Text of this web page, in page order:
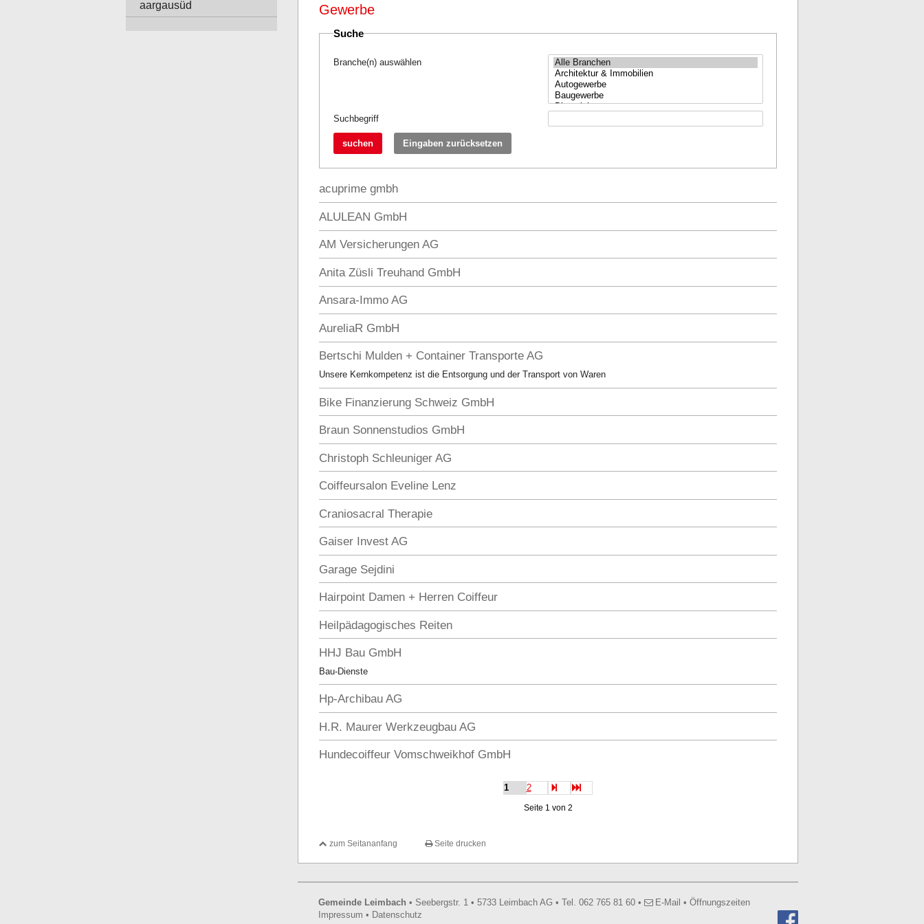
aargausüd
Gewerbe
Suche
Branche(n) auswählen
Suchbegriff
suchen Eingaben zurücksetzen
acuprime gmbh
ALULEAN GmbH
AM Versicherungen AG
Anita Züsli Treuhand GmbH
Ansara-Immo AG
AureliaR GmbH
Bertschi Mulden + Container Transporte AG
Unsere Kernkompetenz ist die Entsorgung und der Transport von Waren
Bike Finanzierung Schweiz GmbH
Braun Sonnenstudios GmbH
Christoph Schleuniger AG
Coiffeursalon Eveline Lenz
Craniosacral Therapie
Gaiser Invest AG
Garage Sejdini
Hairpoint Damen + Herren Coiffeur
Heilpädagogisches Reiten
HHJ Bau GmbH
Bau-Dienste
Hp-Archibau AG
H.R. Maurer Werkzeugbau AG
Hundecoiffeur Vomschweikhof GmbH
1 2 weiter
Seite 1 von 2
zum Seitananfang Seite drucken
Footer
Gemeinde Leimbach • Seebergstr. 1 • 5733 Leimbach AG • Tel. 062 765 81 60 • E-Mail •Öffnungszeiten
Impressum • Datenschutz